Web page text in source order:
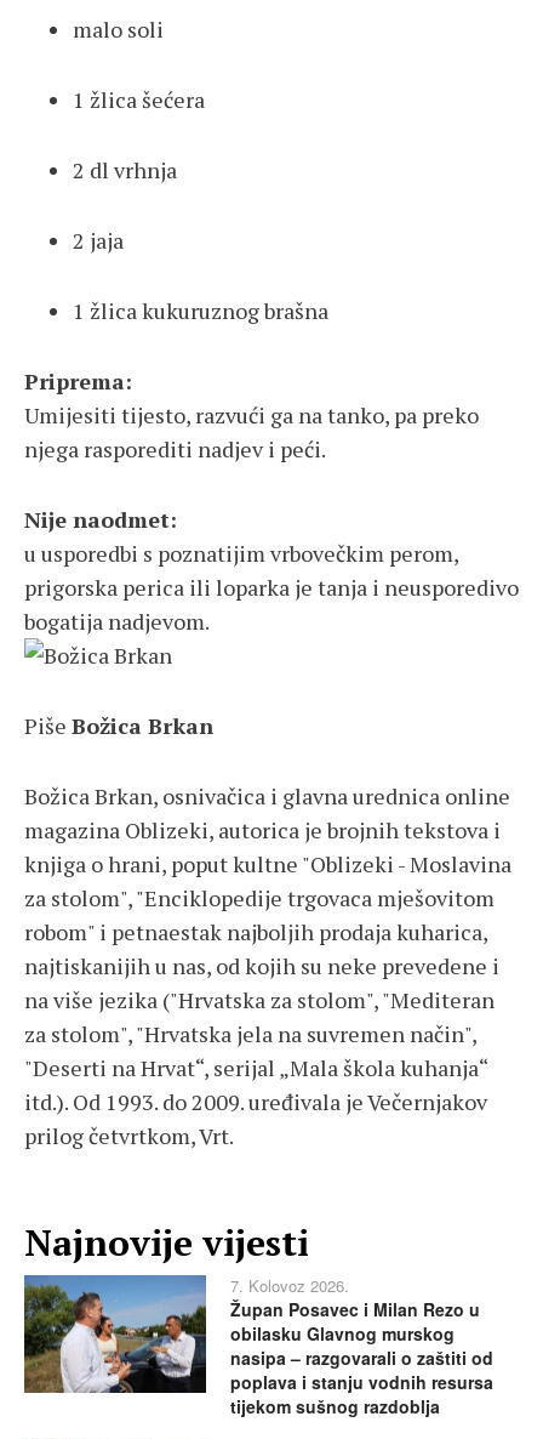
malo soli
1 žlica šećera
2 dl vrhnja
2 jaja
1 žlica kukuruznog brašna
Priprema:
Umijesiti tijesto, razvući ga na tanko, pa preko
njega rasporediti nadjev i peći.
Nije naodmet:
u usporedbi s poznatijim vrbovečkim perom,
prigorska perica ili loparka je tanja i neusporedivo
bogatija nadjevom.
Piše Božica Brkan
Božica Brkan, osnivačica i glavna urednica online
magazina Oblizeki, autorica je brojnih tekstova i
knjiga o hrani, poput kultne "Oblizeki - Moslavina
za stolom", "Enciklopedije trgovaca mješovitom
robom" i petnaestak najboljih prodaja kuharica,
najtiskanijih u nas, od kojih su neke prevedene i
na više jezika ("Hrvatska za stolom", "Mediteran
za stolom", "Hrvatska jela na suvremen način",
"Deserti na Hrvat“, serijal „Mala škola kuhanja“
itd.). Od 1993. do 2009. uređivala je Večernjakov
prilog četvrtkom, Vrt.
Najnovije vijesti
7. Kolovoz 2026.
Župan Posavec i Milan Rezo u
obilasku Glavnog murskog
nasipa – razgovarali o zaštiti od
poplava i stanju vodnih resursa
tijekom sušnog razdoblja